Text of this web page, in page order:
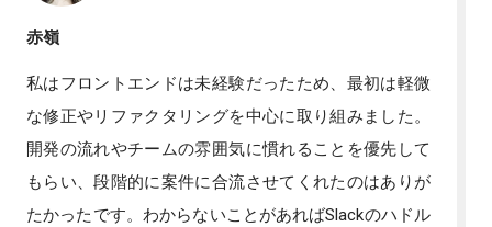
赤嶺
私はフロントエンドは未経験だったため、最初は軽微
な修正やリファクタリングを中心に取り組みました。
開発の流れやチームの雰囲気に慣れることを優先して
もらい、段階的に案件に合流させてくれたのはありが
たかったです。わからないことがあればSlackのハドル